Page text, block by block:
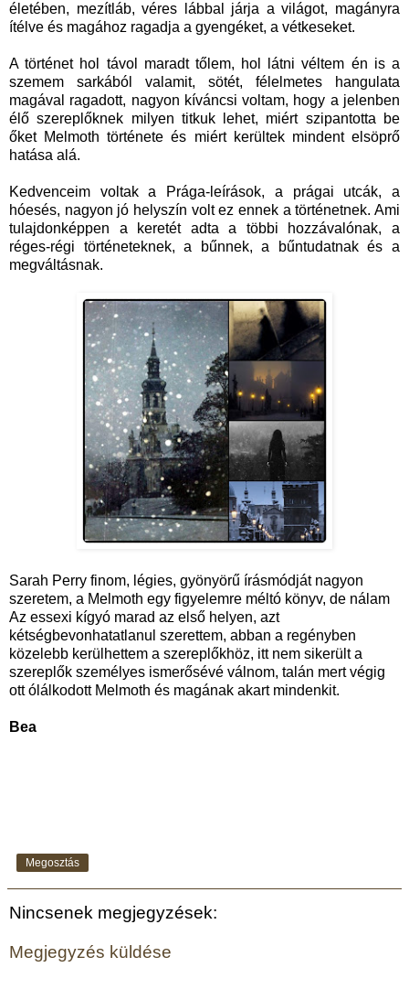
életében, mezítláb, véres lábbal járja a világot, magányra
ítélve és magához ragadja a gyengéket, a vétkeseket.
A történet hol távol maradt tőlem, hol látni véltem én is a
szemem sarkából valamit, sötét, félelmetes hangulata
magával ragadott, nagyon kíváncsi voltam, hogy a jelenben
élő szereplőknek milyen titkuk lehet, miért szipantotta be
őket Melmoth története és miért kerültek mindent elsöprő
hatása alá.
Kedvenceim voltak a Prága-leírások, a prágai utcák, a
hóesés, nagyon jó helyszín volt ez ennek a történetnek. Ami
tulajdonképpen a keretét adta a többi hozzávalónak, a
réges-régi történeteknek, a bűnnek, a bűntudatnak és a
megváltásnak.
Sarah Perry finom, légies, gyönyörű írásmódját nagyon
szeretem, a Melmoth egy figyelemre méltó könyv, de nálam
Az essexi kígyó marad az első helyen, azt
kétségbevonhatatlanul szerettem, abban a regényben
közelebb kerülhettem a szereplőkhöz, itt nem sikerült a
szereplők személyes ismerősévé válnom, talán mert végig
ott ólálkodott Melmoth és magának akart mindenkit.
Bea
Megosztás
Nincsenek megjegyzések:
Megjegyzés küldése